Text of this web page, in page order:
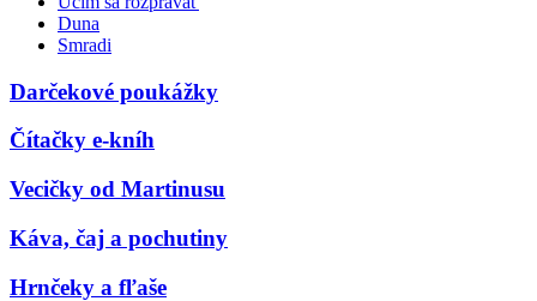
Duna
Smradi
Darčekové poukážky
Čítačky e-kníh
Vecičky od Martinusu
Káva, čaj a pochutiny
Hrnčeky a fľaše